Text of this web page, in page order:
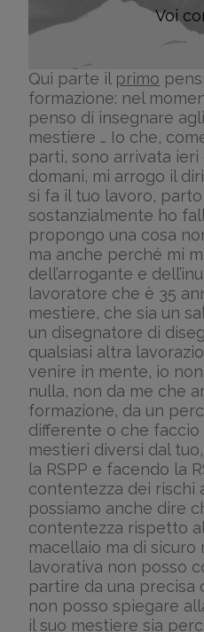
Voi
Qui parte il primo
formazione: nel
penso di insegnare
mestiere … Io che,
parti, sono arrivata ieri
domani, mi arrogo il
si fa il tuo lavoro,
sostanzialmente ho
propongo una cosa
ma anche perché mi
dell’arrogante e
lavoratore che è 35
mestiere, che sia un
un disegnatore di
qualsiasi altra
venire in mente, io
nulla, non da me che
formazione, da un
differente o che
mestieri diversi dal
la RSPP e facendo la
contentezza dei rischi
possiamo anche dire
contentezza rispetto
macellaio ma di sicuro
lavorativa non posso
partire da una precisa
non posso spiegare
il suo mestiere sia